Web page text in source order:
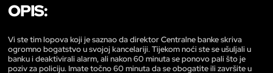
OPIS:
Vi ste tim lopova koji je saznao da direktor Centralne banke skriva
ogromno bogatstvo u svojoj kancelariji. Tijekom noći ste se ušuljali u
banku i deaktivirali alarm, ali nakon 60 minuta se ponovo pali što je
poziv za policiju. Imate točno 60 minuta da se obogatite ili završite u